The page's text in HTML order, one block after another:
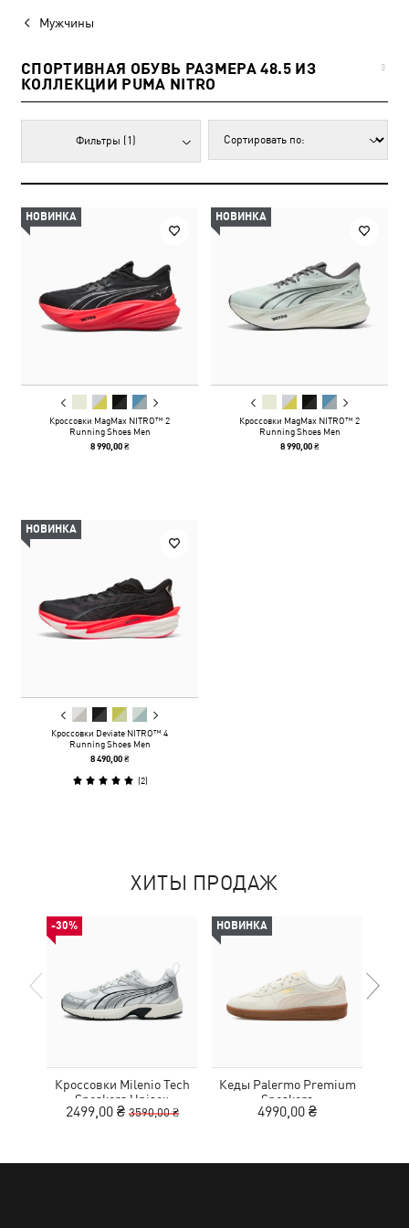
Мужчины
СПОРТИВНАЯ ОБУВЬ РАЗМЕРА 48.5 ИЗ
КОЛЛЕКЦИИ PUMA NITRO
3
Фильтры (1)
НОВИНКА
Кроссовки MagMax NITRO™ 2
Running Shoes Men
8 990,00 ₴
НОВИНКА
Кроссовки MagMax NITRO™ 2
Running Shoes Men
8 990,00 ₴
НОВИНКА
Кроссовки Deviate NITRO™ 4
Running Shoes Men
8 490,00 ₴
(2)
ХИТЫ ПРОДАЖ
-30%
Кроссовки Milenio Tech
Sneakers Unisex
2499,00 ₴ 3590,00 ₴
НОВИНКА
Кеды Palermo Premium
Sneakers
4990,00 ₴